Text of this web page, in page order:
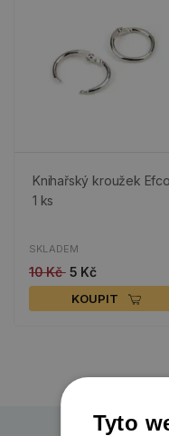
Knihařský kroužek Efco,
1 ks
SKLADEM
10 Kč 5 Kč
KOUPIT
Tyto